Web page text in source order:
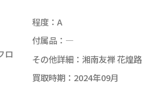
ロ
程度：A
付属品：―
その他詳細：湘南友禅 花煌路
買取時期：2024年09月